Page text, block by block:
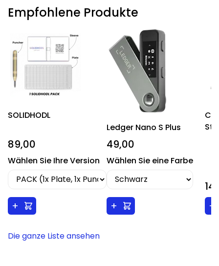
Empfohlene Produkte
SOLIDHODL
89,00
Wählen Sie Ihre Version
+
Ledger Nano S Plus
49,00
Wählen Sie eine Farbe
+
+
Die ganze Liste ansehen